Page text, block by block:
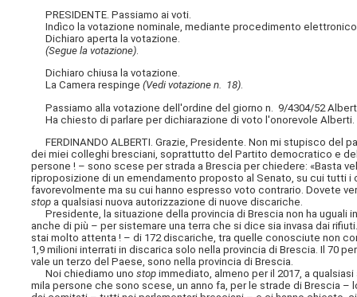
PRESIDENTE. Passiamo ai voti.
Indìco la votazione nominale, mediante procedimento
Dichiaro aperta la votazione.
(Segue la votazione).
Dichiaro chiusa la votazione.
La Camera respinge(Vedi votazione n. 18).
Passiamo alla votazione dell'ordine del giorno n. 9/4304/52
Ha chiesto di parlare per dichiarazione di voto l'onorevole Alberti.
FERDINANDO ALBERTI. Grazie, Presidente. Non mi stupisco del
dei miei colleghi bresciani, soprattutto del Partito democratico e
persone ! – sono scese per strada a Brescia per chiedere: «Basta
riproposizione di un emendamento proposto al Senato, su cui tutti
favorevolmente ma su cui hanno espresso voto contrario. Dovete
stop a qualsiasi nuova autorizzazione di nuove discariche.
Presidente, la situazione della provincia di Brescia non ha uguali
anche di più – per sistemare una terra che si dice sia invasa dai
stai molto attenta ! – di 172 discariche, tra quelle conosciute non
1,9 milioni interrati in discarica solo nella provincia di Brescia. Il 70
vale un terzo del Paese, sono nella provincia di Brescia.
Noi chiediamo unostop immediato, almeno per il 2017, a
mila persone che sono scese, un anno fa, per le strade di Brescia